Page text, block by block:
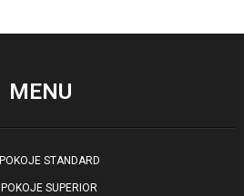
MENU
POKOJE STANDARD
POKOJE SUPERIOR